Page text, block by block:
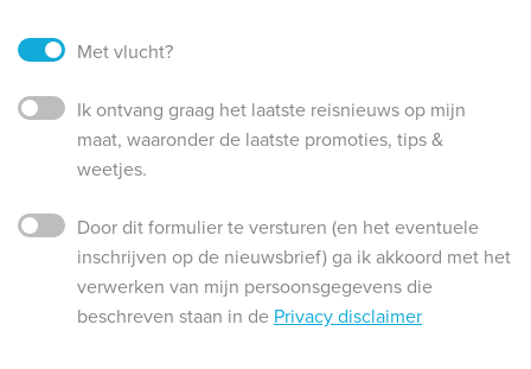
Met vlucht?
Ik ontvang graag het laatste reisnieuws op mijn
maat, waaronder de laatste promoties, tips &
weetjes.
Door dit formulier te versturen (en het eventuele
inschrijven op de nieuwsbrief) ga ik akkoord met het
verwerken van mijn persoonsgegevens die
beschreven staan in de Privacy disclaimer